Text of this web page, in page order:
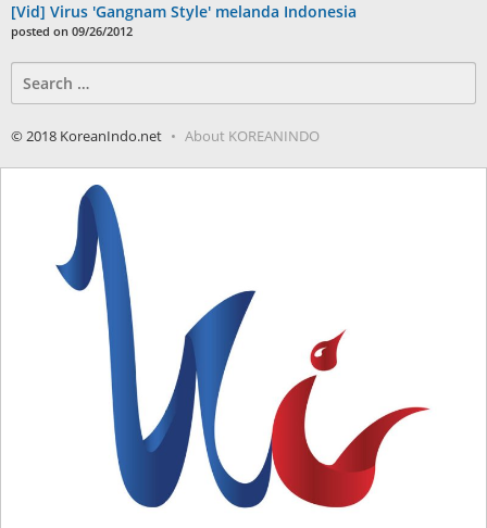
[Vid] Virus 'Gangnam Style' melanda Indonesia
posted on 09/26/2012
for:
© 2018 KoreanIndo.net About KOREANINDO